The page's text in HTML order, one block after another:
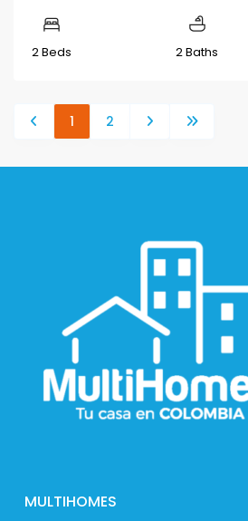
2 Beds 2 Baths
1 2
MULTIHOMES